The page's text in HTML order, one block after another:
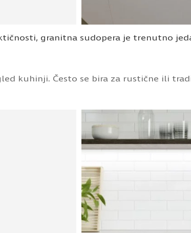
granitna sudopera je trenutno
kuhinji. Često se bira za rustične ili